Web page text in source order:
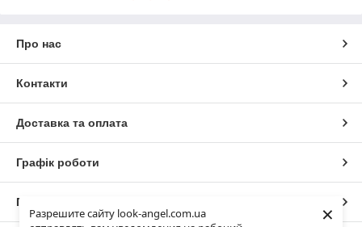
Разрешите сайту look-angel.com.ua
×
Про нас
Контакти
Доставка та оплата
Графік роботи
Повна версія сайту